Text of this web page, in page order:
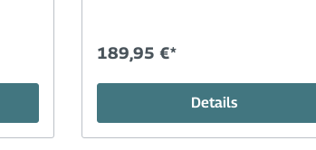
Reise
Wander-+Campingzubehör
Organisation+Verpacken
189,95 €*
Details